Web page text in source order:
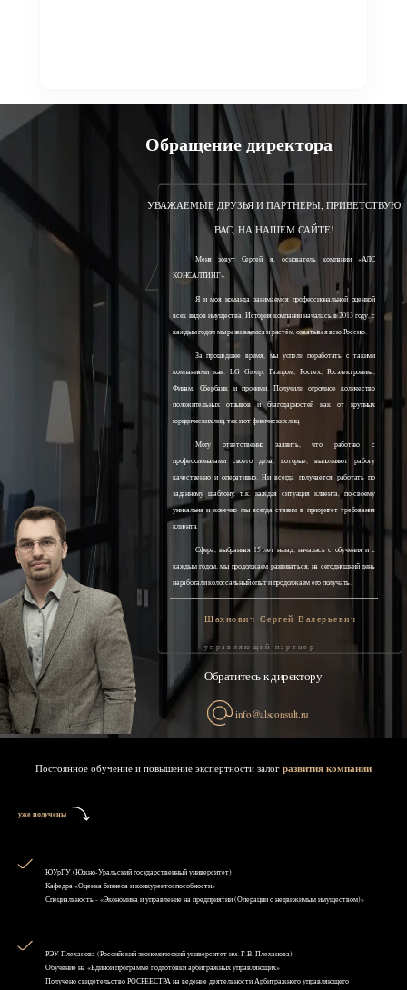
Обращение директора
УВАЖАЕМЫЕ ДРУЗЬЯ И ПАРТНЕРЫ, ПРИВЕТСТВУЮ
ВАС, НА НАШЕМ САЙТЕ!
Меня зовут Сергей, я, основатель компании «АЛС
КОНСАЛТИНГ».
Я и моя команда занимаемся профессиональной оценкой
всех видов имущества. История компании началась в 2013 году, с
каждым годом мы развиваемся и растём, охватывая всю Россию.
За прошедшее время, мы успели поработать с такими
компаниями как: LG Group, Газпром, Ростех, Росэлектроника,
Финам, Сбербанк и прочими. Получили огромное количество
положительных отзывов и благодарностей как от крупных
юридических лиц, так и от физических лиц.
Могу ответственно заявить, что работаю с
профессионалами своего дела, которые, выполняют работу
качественно и оперативно. Ни всегда получается работать по
заданному шаблону, т.к. каждая ситуация клиента, по-своему
уникальна и конечно мы всегда ставим в приоритет требования
клиента.
Сфера, выбранная 15 лет назад, началась с обучения и с
каждым годом, мы продолжаем развиваться, на сегодняшний день
наработали колоссальный опыт и продолжаем его получать.
Шахнович Сергей Валерьевич
управляющий партнер
Обратитесь к директору
info@alsconsult.ru
Постоянное обучение и повышение экспертности залог развития компании
уже получены
ЮУрГУ (Южно-Уральский государственный университет)
Кафедра «Оценка бизнеса и конкурентоспособности»
Специальность - «Экономика и управление на предприятии (Операции с недвижимым имуществом)»
РЭУ Плеханова (Российский экономический университет им. Г.В. Плеханова)
Обучение на «Единой программе подготовки арбитражных управляющих»
Получено свидетельство РОСРЕЕСТРА на ведение деятельности Арбитражного управляющего